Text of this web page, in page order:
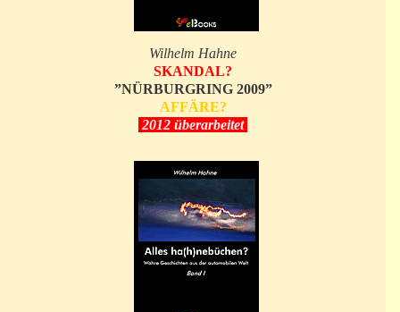
Wilhelm Hahne
SKANDAL?
”NÜRBURGRING 2009”
AFFÄRE?
2012 überarbeitet